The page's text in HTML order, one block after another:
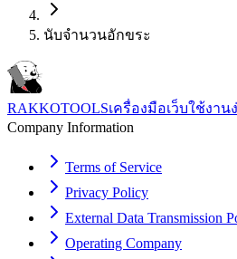
นับจำนวนอักขระ
RAKKOTOOLSเครื่องมือเว็บใช้งาน
Company Information
Terms of Service
Privacy Policy
External Data Transmission
Operating Company